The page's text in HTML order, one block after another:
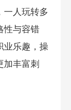
一人玩转多
性与容错
业乐趣，操
加丰富刺